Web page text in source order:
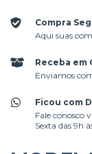
Compra
Aqui suas
Receba em
Enviamos
Ficou com
Fale conosco
Sexta das 9h